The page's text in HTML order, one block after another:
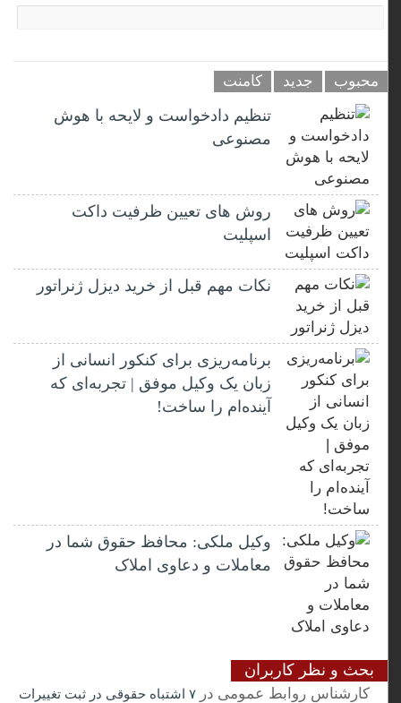
محبوب جدید کامنت
تنظیم دادخواست و لایحه با هوش
مصنوعی
روش های تعیین ظرفیت داکت
اسپلیت
نکات مهم قبل از خرید دیزل ژنراتور
برنامه‌ریزی برای کنکور انسانی از
زبان یک وکیل موفق | تجربه‌ای که
آینده‌ام را ساخت!
وکیل ملکی: محافظ حقوق شما در
معاملات و دعاوی املاک
بحث و نظر کاربران
کارشناس روابط عمومیدر
۷ اشتباه حقوقی در ثبت تغییرات